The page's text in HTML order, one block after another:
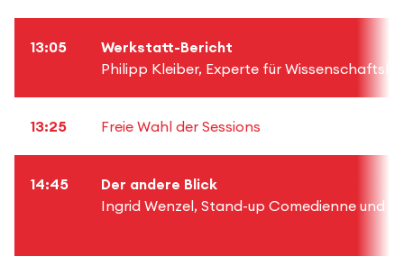
13:05
Werkstatt-Bericht
Philipp Kleiber, Experte für
13:25 Freie Wahl der Sessions
14:45
Der andere Blick
Ingrid Wenzel, Stand-up Comedienne und